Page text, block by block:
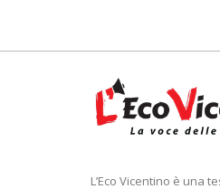
L’Eco Vicentino è una